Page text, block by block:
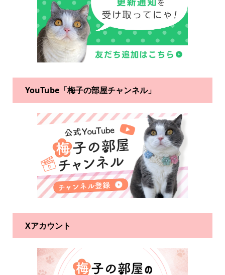
YouTube「梅子の部屋チャンネル」
Xアカウント